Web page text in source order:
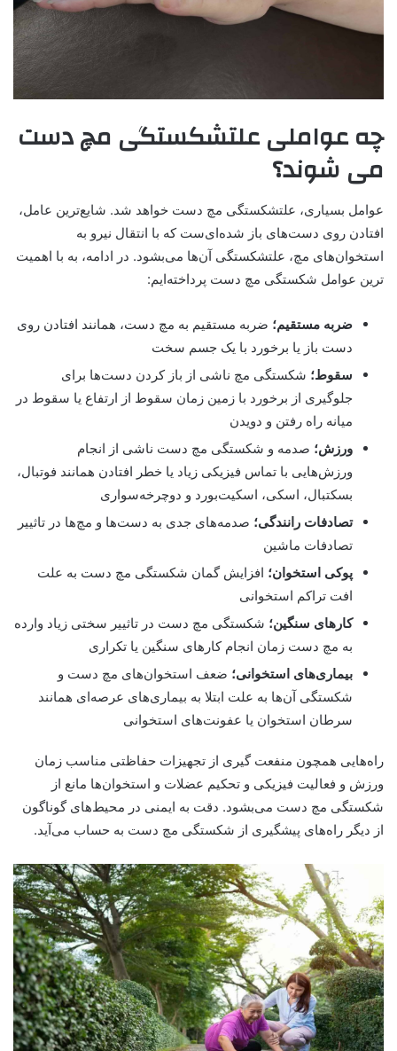
چه عواملی علتشکستگی مچ دست
می شوند؟
عوامل بسیاری، علتشکستگی مچ دست خواهد شد. شایع‌ترین عامل،
افتادن روی دست‌های باز شده‌ای‌ست که با انتقال نیرو به
استخوان‌های مچ، علتشکستگی آن‌ها می‌بشود. در ادامه، به با اهمیت
ترین عوامل شکستگی مچ دست پرداخته‌ایم:
ضربه مستقیم؛ ضربه مستقیم به مچ دست، همانند افتادن روی
دست باز یا برخورد با یک جسم سخت
سقوط؛ شکستگی مچ ناشی از باز کردن دست‌ها برای
جلوگیری از برخورد با زمین زمان سقوط از ارتفاع یا سقوط در
میانه راه رفتن و دویدن
ورزش؛ صدمه و شکستگی مچ دست ناشی از انجام
ورزش‌هایی با تماس فیزیکی زیاد یا خطر افتادن همانند فوتبال،
بسکتبال، اسکی، اسکیت‌بورد و دوچرخه‌سواری
تصادفات رانندگی؛ صدمه‌های جدی به دست‌ها و مچ‌ها در تاثییر
تصادفات ماشین
پوکی استخوان؛ افزایش گمان شکستگی مچ دست به علت
افت تراکم استخوانی
کارهای سنگین؛ شکستگی مچ دست در تاثییر سختی زیاد وارده
به مچ دست زمان انجام کارهای سنگین یا تکراری
بیماری‌های استخوانی؛ ضعف استخوان‌های مچ دست و
شکستگی آن‌ها به علت ابتلا به بیماری‌های عرصه‌ای همانند
سرطان استخوان یا عفونت‌های استخوانی
راه‌هایی همچون منفعت گیری از تجهیزات حفاظتی مناسب زمان
ورزش و فعالیت فیزیکی و تحکیم عضلات و استخوان‌ها مانع از
شکستگی مچ دست می‌بشود. دقت به ایمنی در محیط‌های گوناگون
از دیگر راه‌های پیشگیری از شکستگی مچ دست به حساب می‌آید.